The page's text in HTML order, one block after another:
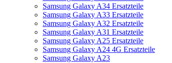
Samsung Galaxy A34 Ersatzteile
Samsung Galaxy A33 Ersatzteile
Samsung Galaxy A32 Ersatzteile
Samsung Galaxy A31 Ersatzteile
Samsung Galaxy A25 Ersatzteile
Samsung Galaxy A24 4G Ersatzteile
Samsung Galaxy A23